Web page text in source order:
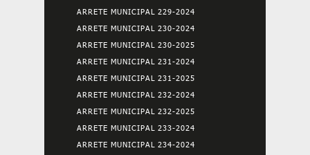
ARRETE MUNICIPAL 229-2024
ARRETE MUNICIPAL 230-2024
ARRETE MUNICIPAL 230-2025
ARRETE MUNICIPAL 231-2024
ARRETE MUNICIPAL 231-2025
ARRETE MUNICIPAL 232-2024
ARRETE MUNICIPAL 232-2025
ARRETE MUNICIPAL 233-2024
ARRETE MUNICIPAL 234-2024